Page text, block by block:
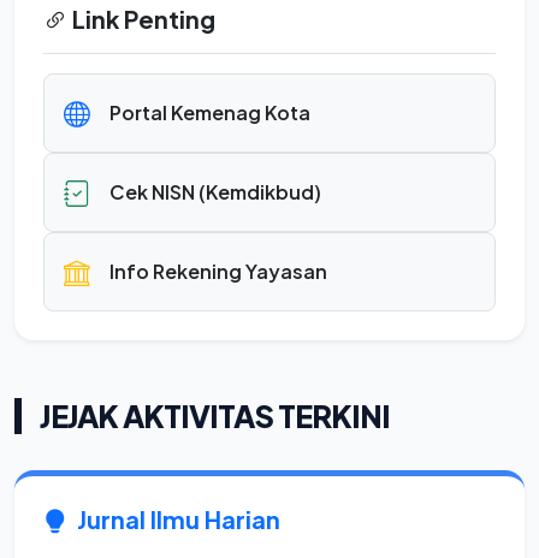
Link Penting
Portal Kemenag Kota
Cek NISN (Kemdikbud)
Info Rekening Yayasan
JEJAK AKTIVITAS TERKINI
Jurnal Ilmu Harian